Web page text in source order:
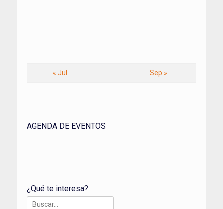
« Jul Sep »
AGENDA DE EVENTOS
¿Qué te interesa?
Buscar: